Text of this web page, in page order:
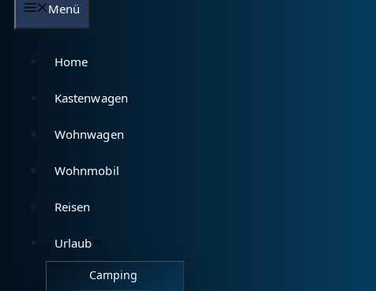
Menü
Home
Kastenwagen
Wohnwagen
Wohnmobil
Reisen
Urlaub
Camping